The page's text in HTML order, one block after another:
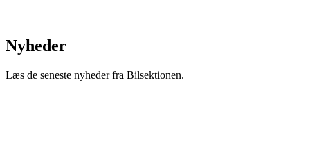
Nyheder
Læs de seneste nyheder fra Bilsektionen.